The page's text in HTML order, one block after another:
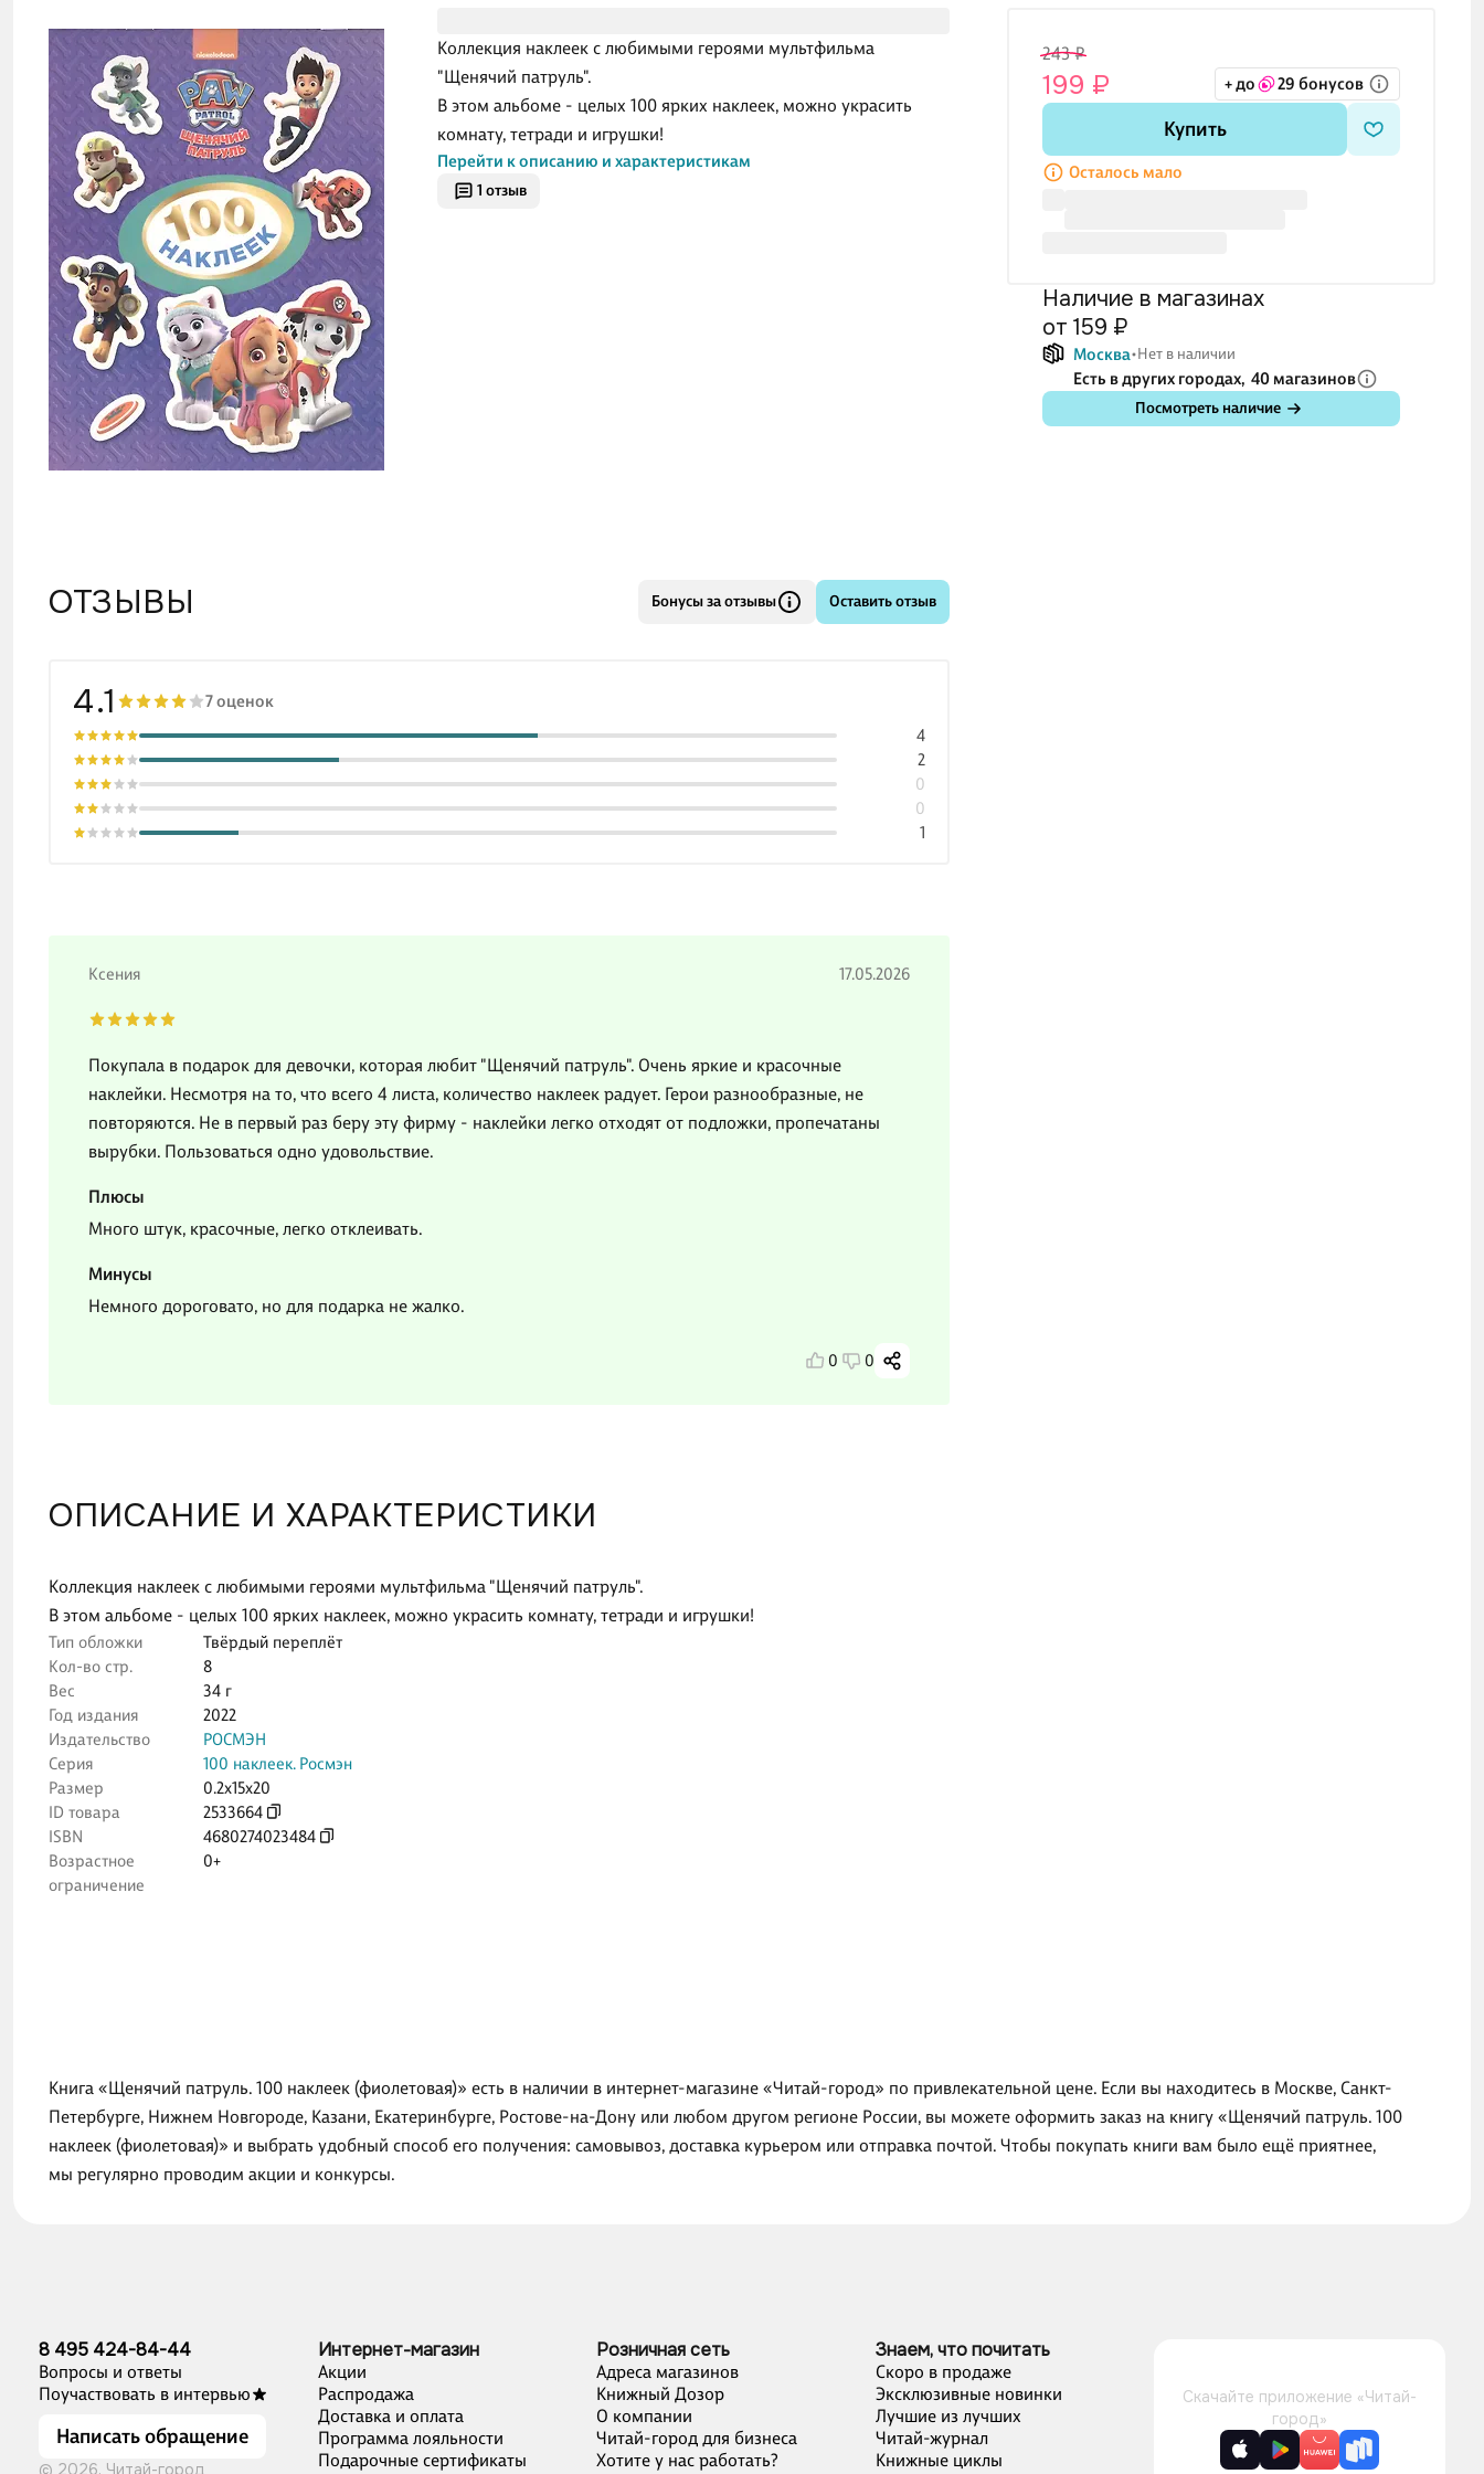
1 отзыв
Коллекция наклеек с любимыми героями мультфильма
"Щенячий патруль".
В этом альбоме - целых 100 ярких наклеек, можно украсить
комнату, тетради и игрушки!
Перейти к описанию и характеристикам
243 ₽
199 ₽ + до 29 бонусов
Купить
Осталось мало
Наличие в магазинах
от 159 ₽
Москва Нет в наличии
Есть в других городах, 40 магазинов
Посмотреть наличие
ОПИСАНИЕ И ХАРАКТЕРИСТИКИ
Коллекция наклеек с любимыми героями мультфильма "Щенячий патруль".
В этом альбоме - целых 100 ярких наклеек, можно украсить комнату, тетради и игрушки!
Тип обложки
Твёрдый переплёт
Кол-во стр.
8
Вес
34 г
Год издания
2022
Издательство
РОСМЭН
Серия
100 наклеек. Росмэн
Размер
0.2x15x20
ID товара
2533664
ISBN
4680274023484
Возрастное
ограничение
0+
ОТЗЫВЫ Бонусы за отзывы Оставить отзыв
4.1 7 оценок
1
0
0
2
4
Ксения 17.05.2026
Покупала в подарок для девочки, которая любит "Щенячий патруль". Очень яркие и красочные
наклейки. Несмотря на то, что всего 4 листа, количество наклеек радует. Герои разнообразные, не
повторяются. Не в первый раз беру эту фирму - наклейки легко отходят от подложки, пропечатаны
вырубки. Пользоваться одно удовольствие.
Плюсы
Много штук, красочные, легко отклеивать.
Минусы
Немного дороговато, но для подарка не жалко.
0 0
Книга «Щенячий патруль. 100 наклеек (фиолетовая)» есть в наличии в интернет-магазине «Читай-город» по привлекательной цене. Если вы находитесь в Москве, Санкт-
Петербурге, Нижнем Новгороде, Казани, Екатеринбурге, Ростове-на-Дону или любом другом регионе России, вы можете оформить заказ на книгу «Щенячий патруль. 100
наклеек (фиолетовая)» и выбрать удобный способ его получения: самовывоз, доставка курьером или отправка почтой. Чтобы покупать книги вам было ещё приятнее,
мы регулярно проводим акции и конкурсы.
8 495 424-84-44
Вопросы и ответы
Поучаствовать в интервью
Написать обращение
© 2026, Читай-город
Интернет-магазин
Акции
Распродажа
Доставка и оплата
Программа лояльности
Подарочные сертификаты
Розничная сеть
Адреса магазинов
Книжный Дозор
О компании
Читай-город для бизнеса
Хотите у нас работать?
Знаем, что почитать
Скоро в продаже
Эксклюзивные новинки
Лучшие из лучших
Читай-журнал
Книжные циклы
Скачайте приложение «Читай-
город»